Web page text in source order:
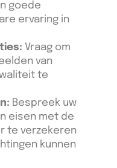
goede
ervaring in
Vraag om
van
te
Bespreek uw
eisen met de
te verzekeren
kunnen